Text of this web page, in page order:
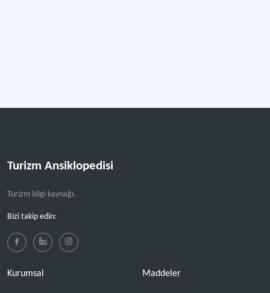
Turizm Ansiklopedisi
Turizm bilgi kaynağı.
Bizi takip edin:
Kurumsal Maddeler